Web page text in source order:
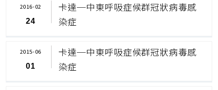
卡達─中東呼吸症候群冠狀病毒感
染症
2016-02
24
卡達─中東呼吸症候群冠狀病毒感
染症
2015-06
01